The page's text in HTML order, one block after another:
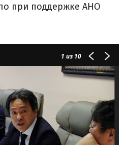
при поддержке АНО
1 из 10